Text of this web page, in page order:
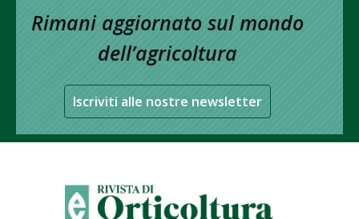
Rimani aggiornato sul mondo
dell’agricoltura
Iscriviti alle nostre newsletter